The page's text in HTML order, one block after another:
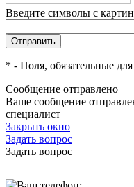
Введите символы с
* - Поля, обязательные
Сообщение отправлено
Ваше сообщение
специалист
Закрыть окно
Задать вопрос
Задать вопрос